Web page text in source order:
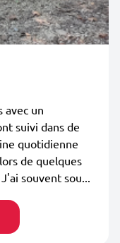
avec un
suivi dans de
quotidienne
de quelques
souvent sou...